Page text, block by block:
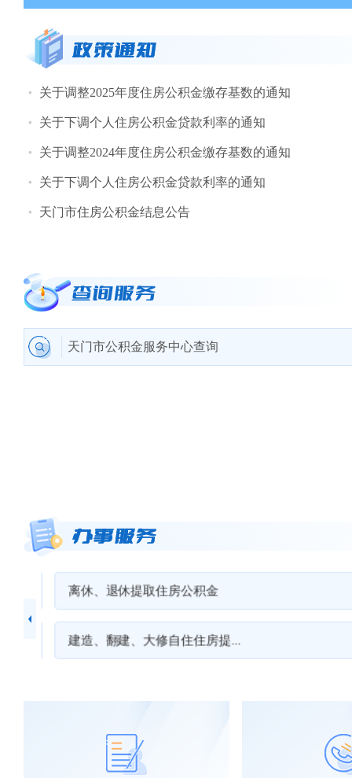
关于调整2025年度住房公积金缴存基数的通知
关于下调个人住房公积金贷款利率的通知
关于调整2024年度住房公积金缴存基数的通知
关于下调个人住房公积金贷款利率的通知
天门市住房公积金结息公告
天门市公积金服务中心查询
离休、退休提取住房公积金
建造、翻建、大修自住住房提...